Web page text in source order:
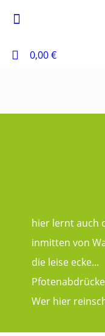
0,00 €
hier lernt auch
inmitten von
die leise ecke...
Wer hier